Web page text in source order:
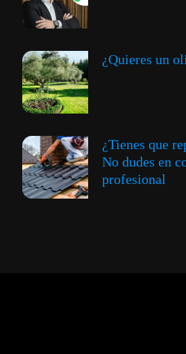
¿Quieres un
¿Tienes que
No dudes en
profesional